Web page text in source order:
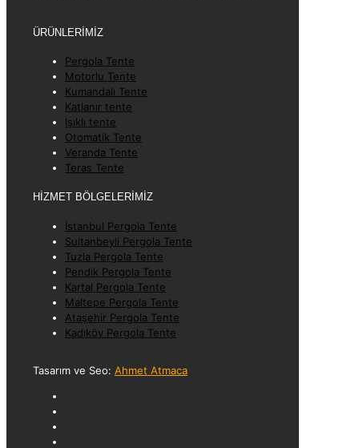
ÜRÜNLERİMİZ
Pergola Tente
Motorlu Tente
Kumandalı Tente
Katlanır tente
Işıklı tente
Otomatik Tente
Veranda Tente
Teras Tente
HİZMET BÖLGELERİMİZ
İstanbul Pergola Tente
Sultanbeyli Pergola Tente
Tuzla Pergola Tente
Pendik Pergola Tente
Kartal Pergola Tente
Maltepe Pergola Tente
Ataşehir Pergola Tente
Kadıköy Pergola Tente
Tasarım ve Seo: Ahmet Atmaca